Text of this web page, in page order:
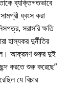
ব্যক্তিগতভাবে
ধ্বংস করা
সরাসরি ক্ষতি
হাস্যকর দুর্নীতির
আক্রমণ শুরুর দুই
করতে শুরু করেছে
যে বিচার